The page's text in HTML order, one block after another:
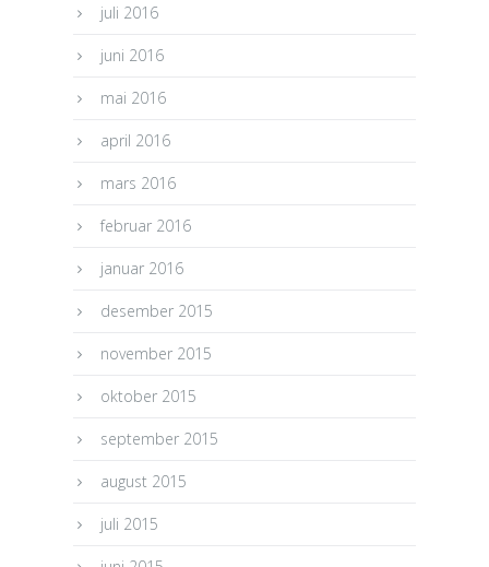
juli 2016
juni 2016
mai 2016
april 2016
mars 2016
februar 2016
januar 2016
desember 2015
november 2015
oktober 2015
september 2015
august 2015
juli 2015